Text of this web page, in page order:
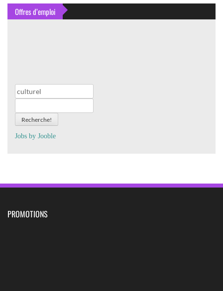
Offres d’emploi
Recherche!
Jobs by Jooble
PROMOTIONS